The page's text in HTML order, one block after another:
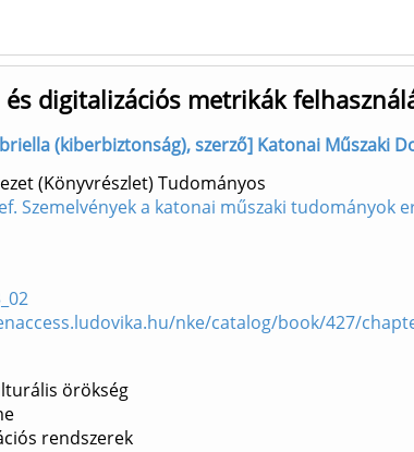
digitalizációs metrikák
(kiberbiztonság), szerző] Katonai Műszaki
(Könyvrészlet) Tudományos
Szemelvények a katonai műszaki tudományok
nke/catalog/book/427/
örökség
rendszerek